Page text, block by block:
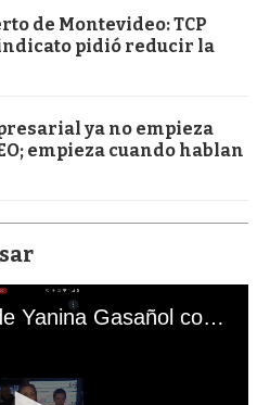
de Montevideo: TCP
pidió reducir la
ya no empieza
empieza cuando hablan
El mal momento de Yanina Gasañol con un hincha argentino en "Subrayado"